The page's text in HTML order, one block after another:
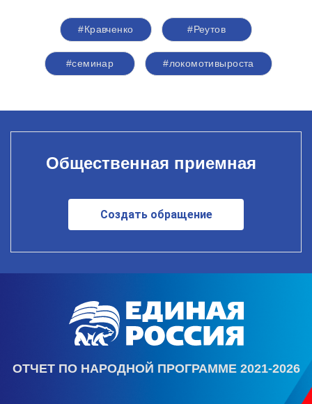
#Кравченко #Реутов
#семинар #локомотивыроста
Общественная приемная
Создать обращение
ОТЧЕТ ПО НАРОДНОЙ ПРОГРАММЕ 2021-2026